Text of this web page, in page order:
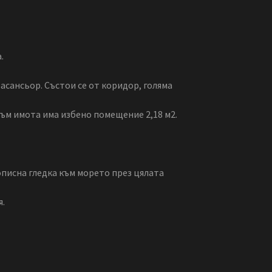
Състои се от коридор, голяма
имота има избено помещение 2,18 м2.
гледка към морето през цялата